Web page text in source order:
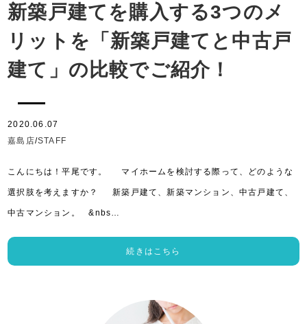
新築戸建てを購入する3つのメ
リットを「新築戸建てと中古戸
建て」の比較でご紹介！
2020.06.07
嘉島店/STAFF
こんにちは！平尾です。 マイホームを検討する際って、どのような
選択肢を考えますか？ 新築戸建て、新築マンション、中古戸建て、
中古マンション。 &nbs…
続きはこちら